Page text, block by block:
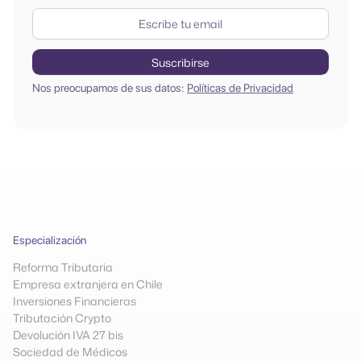
Nos preocupamos de sus datos: Políticas de Privacidad
Especialización
Reforma Tributaria
Empresa extranjera en Chile
Inversiones Financieras
Tributación Crypto
Devolución IVA 27 bis
Sociedad de Médicos